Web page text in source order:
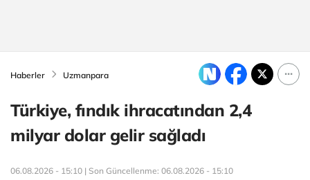
Haberler Uzmanpara
Türkiye, fındık ihracatından 2,4
milyar dolar gelir sağladı
06.08.2026 - 15:10 | Son Güncellenme: 06.08.2026 - 15:10